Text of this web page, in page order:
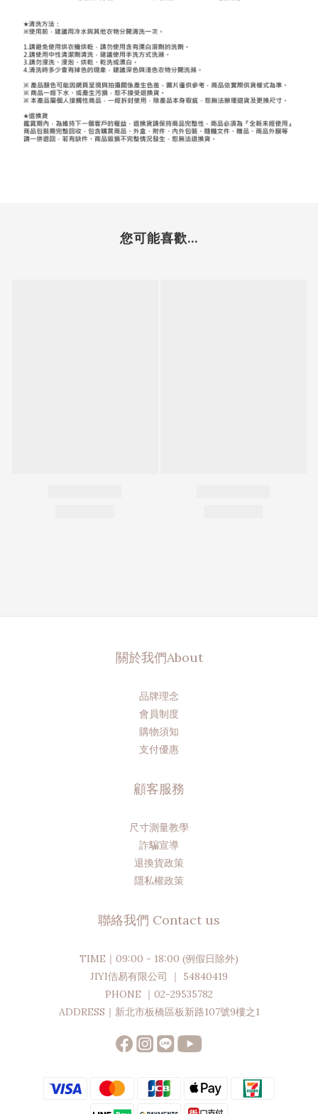
您可能喜歡...
關於我們About
品牌理念
會員制度
購物須知
支付優惠
顧客服務
尺寸測量教學
詐騙宣導
退換貨政策
隱私權政策
聯絡我們 Contact us
TIME｜09:00 - 18:00 (例假日除外)
JIYI佶易有限公司 ｜ 54840419
PHONE ｜02-29535782
ADDRESS｜新北市板橋區板新路107號9樓之1